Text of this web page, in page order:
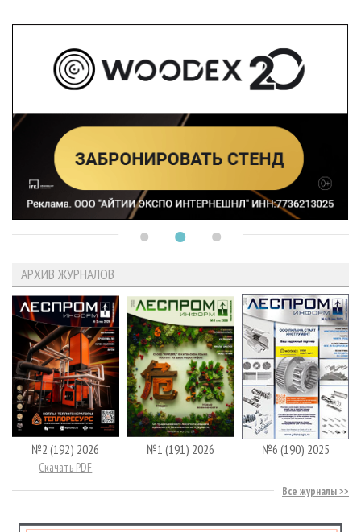
АРХИВ ЖУРНАЛОВ
№2 (192) 2026
Скачать PDF
№1 (191) 2026 №6 (190) 2025
Все журналы